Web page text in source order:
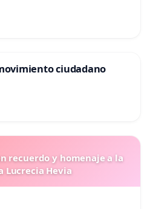
ciudadano
recuerdo y homenaje a la
Lucrecia Hevia